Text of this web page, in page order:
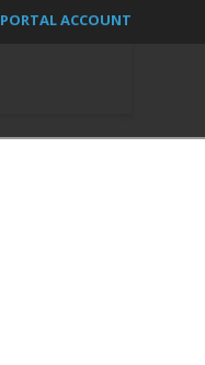
PORTAL ACCOUNT